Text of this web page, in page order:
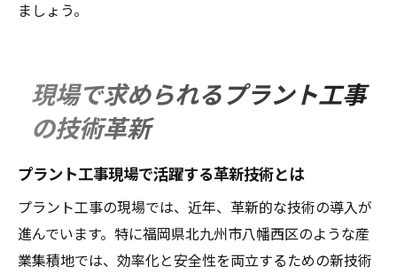
ましょう。
現場で求められるプラント工事
の技術革新
プラント工事現場で活躍する革新技術とは
プラント工事の現場では、近年、革新的な技術の導入が
進んでいます。特に福岡県北九州市八幡西区のような産
業集積地では、効率化と安全性を両立するための新技術